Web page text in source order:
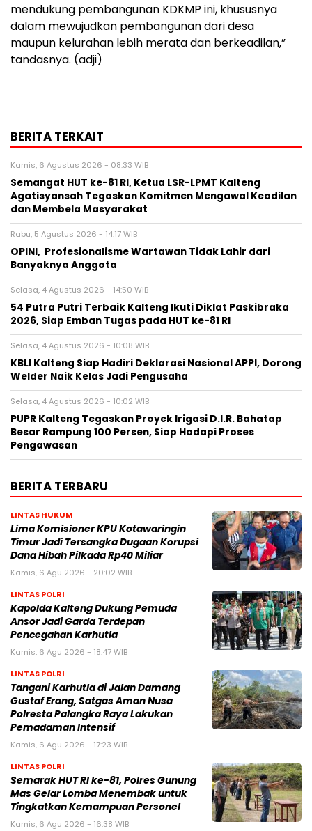
mendukung pembangunan KDKMP ini, khususnya
dalam mewujudkan pembangunan dari desa
maupun kelurahan lebih merata dan berkeadilan,”
tandasnya. (adji)
BERITA TERKAIT
Kamis, 6 Agustus 2026 - 08:33 WIB
Semangat HUT ke-81 RI, Ketua LSR-LPMT Kalteng
Agatisyansah Tegaskan Komitmen Mengawal Keadilan
dan Membela Masyarakat
Rabu, 5 Agustus 2026 - 14:17 WIB
OPINI, Profesionalisme Wartawan Tidak Lahir dari
Banyaknya Anggota
Selasa, 4 Agustus 2026 - 14:50 WIB
54 Putra Putri Terbaik Kalteng Ikuti Diklat Paskibraka
2026, Siap Emban Tugas pada HUT ke-81 RI
Selasa, 4 Agustus 2026 - 10:08 WIB
KBLI Kalteng Siap Hadiri Deklarasi Nasional APPI, Dorong
Welder Naik Kelas Jadi Pengusaha
Selasa, 4 Agustus 2026 - 10:02 WIB
PUPR Kalteng Tegaskan Proyek Irigasi D.I.R. Bahatap
Besar Rampung 100 Persen, Siap Hadapi Proses
Pengawasan
BERITA TERBARU
LINTAS HUKUM
Lima Komisioner KPU Kotawaringin
Timur Jadi Tersangka Dugaan Korupsi
Dana Hibah Pilkada Rp40 Miliar
Kamis, 6 Agu 2026 - 20:02 WIB
LINTAS POLRI
Kapolda Kalteng Dukung Pemuda
Ansor Jadi Garda Terdepan
Pencegahan Karhutla
Kamis, 6 Agu 2026 - 18:47 WIB
LINTAS POLRI
Tangani Karhutla di Jalan Damang
Gustaf Erang, Satgas Aman Nusa
Polresta Palangka Raya Lakukan
Pemadaman Intensif
Kamis, 6 Agu 2026 - 17:23 WIB
LINTAS POLRI
Semarak HUT RI ke-81, Polres Gunung
Mas Gelar Lomba Menembak untuk
Tingkatkan Kemampuan Personel
Kamis, 6 Agu 2026 - 16:38 WIB